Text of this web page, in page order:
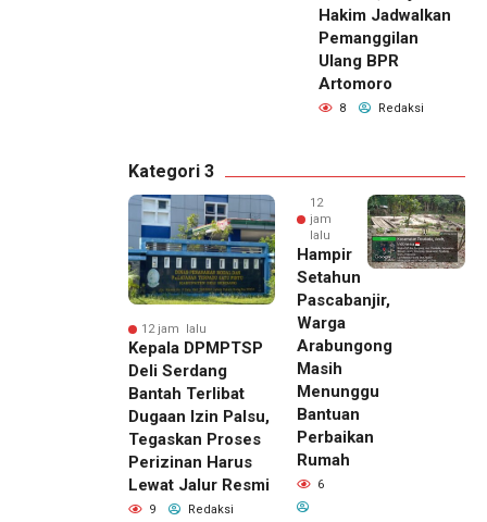
Hakim Jadwalkan
Pemanggilan
Ulang BPR
Artomoro
8 Redaksi
Kategori 3
12 jam lalu
Kepala DPMPTSP
Deli Serdang
Bantah Terlibat
Dugaan Izin Palsu,
Tegaskan Proses
Perizinan Harus
Lewat Jalur Resmi
9 Redaksi
12
jam
lalu
Hampir
Setahun
Pascabanjir,
Warga
Arabungong
Masih
Menunggu
Bantuan
Perbaikan
Rumah
6